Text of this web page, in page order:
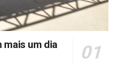
mais um dia